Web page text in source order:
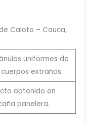
Caloto – Cauca,
uniformes de
extraños.
obtenido en
panelera.